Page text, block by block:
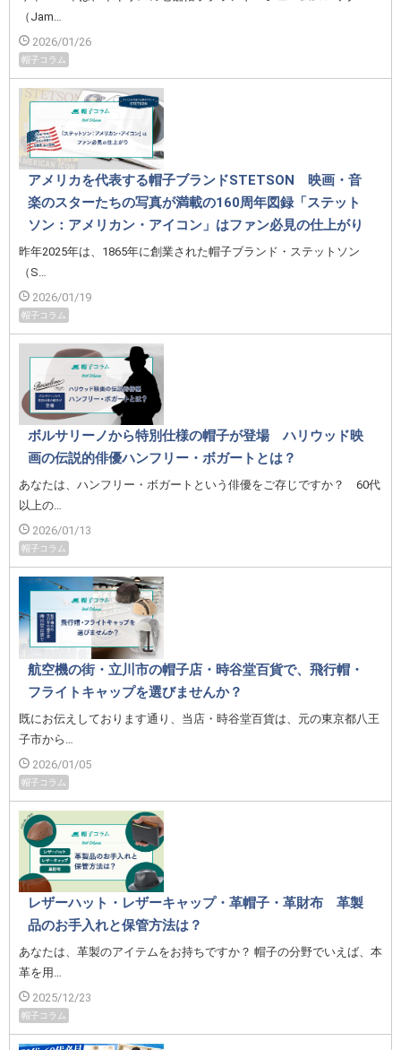
（Jam…
2026/01/26
帽子コラム
アメリカを代表する帽子ブランドSTETSON 映画・音
楽のスターたちの写真が満載の160周年図録「ステット
ソン：アメリカン・アイコン」はファン必見の仕上がり
昨年2025年は、1865年に創業された帽子ブランド・ステットソン
（S…
2026/01/19
帽子コラム
ボルサリーノから特別仕様の帽子が登場 ハリウッド映
画の伝説的俳優ハンフリー・ボガートとは？
あなたは、ハンフリー・ボガートという俳優をご存じですか？ 60代
以上の…
2026/01/13
帽子コラム
航空機の街・立川市の帽子店・時谷堂百貨で、飛行帽・
フライトキャップを選びませんか？
既にお伝えしております通り、当店・時谷堂百貨は、元の東京都八王
子市から…
2026/01/05
帽子コラム
レザーハット・レザーキャップ・革帽子・革財布 革製
品のお手入れと保管方法は？
あなたは、革製のアイテムをお持ちですか？ 帽子の分野でいえば、本
革を用…
2025/12/23
帽子コラム